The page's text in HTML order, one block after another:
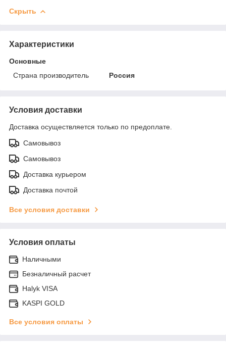
Скрыть
Характеристики
Основные
Страна производитель
Россия
Условия доставки
Доставка осуществляется только по предоплате.
Самовывоз
Самовывоз
Доставка курьером
Доставка почтой
Все условия доставки
Условия оплаты
Наличными
Безналичный расчет
Halyk VISA
KASPI GOLD
Все условия оплаты